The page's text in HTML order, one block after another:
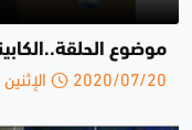
موضوع
2020/07/20 الإثنين 00:01 ص